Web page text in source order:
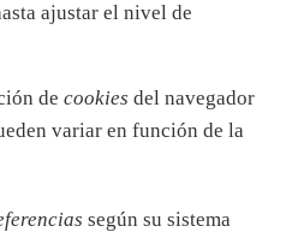
ajustar el nivel de
de cookies del navegador
variar en función de la
según su sistema